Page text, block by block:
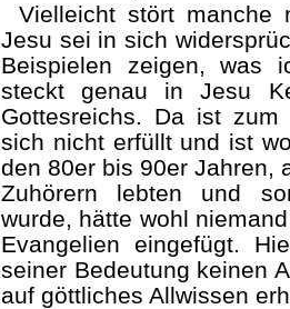
Vielleicht stört manche
Jesu sei in sich
Beispielen zeigen, was
steckt genau in Jesu
Gottesreichs. Da ist
sich nicht erfüllt und ist
den 80er bis 90er Jahren,
Zuhörern lebten und
wurde, hätte wohl
Evangelien eingefügt.
seiner Bedeutung keinen
auf göttliches Allwissen